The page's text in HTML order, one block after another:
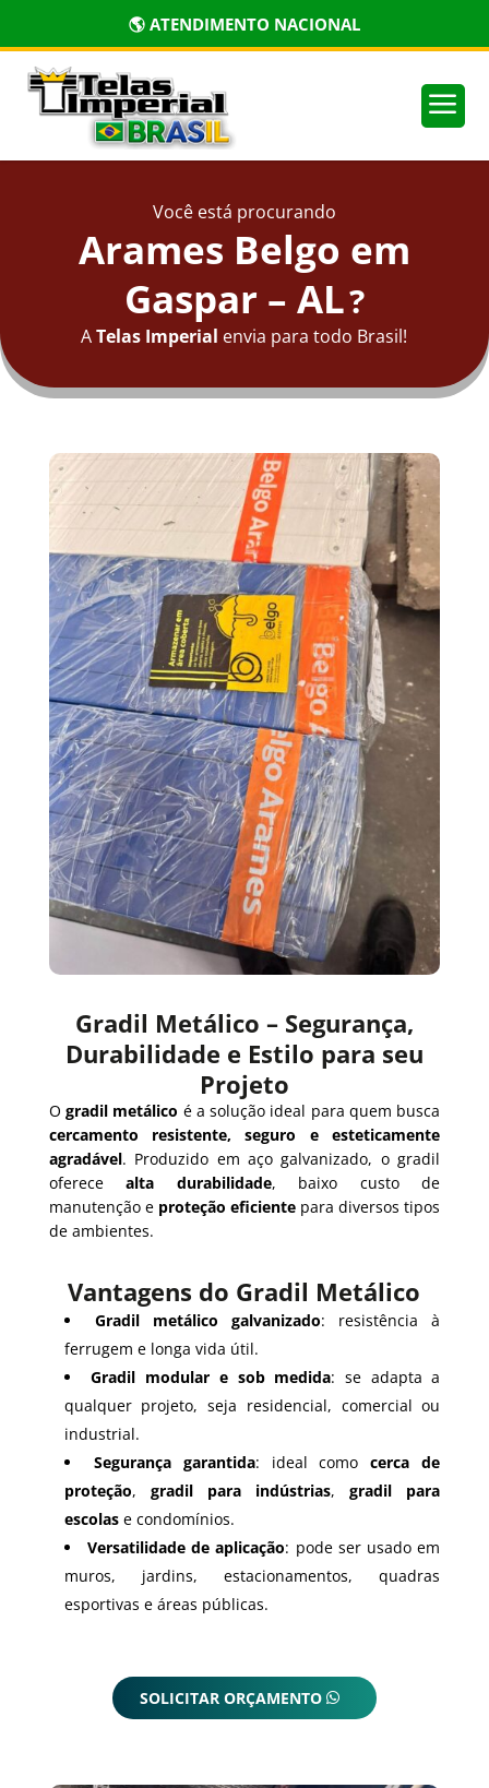
🌎 ATENDIMENTO NACIONAL
a
Você está procurando
Arames Belgo em
Gaspar – AL?
ATelas Imperial envia para todo Brasil!
Gradil Metálico – Segurança,
Durabilidade e Estilo para seu
Projeto
Ogradil metálico é a solução ideal para quem busca
cercamento resistente, seguro e esteticamente
agradável. Produzido em aço galvanizado, o gradil
oferecealta durabilidade, baixo custo de
manutenção e proteção eficiente para diversos tipos
de ambientes.
Vantagens do Gradil Metálico
Gradil metálico galvanizado: resistência à
ferrugem e longa vida útil.
Gradil modular e sob medida: se adapta a
qualquer projeto, seja residencial, comercial ou
industrial.
Segurança garantida: ideal comocerca de
proteção, gradil para indústrias,gradil para
escolase condomínios.
Versatilidade de aplicação: pode ser usado em
muros, jardins, estacionamentos, quadras
esportivas e áreas públicas.
SOLICITAR ORÇAMENTO